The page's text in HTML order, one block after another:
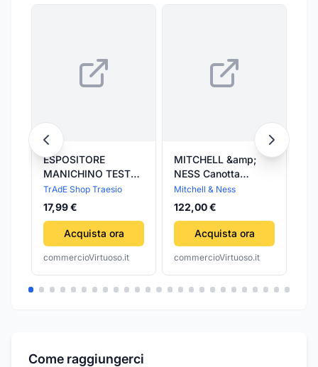
ESPOSITORE
MANICHINO TESTA
DONNA PORTA
PARRUCCA
OCCHIALI
PARRUCCHIERE
TrAdE Shop Traesio
17,99 €
Acquista ora
commercioVirtuoso.it
MITCHELL &amp;
NESS Canotta
Basket Uomo Nba
Swimgman Jersey
Steve Francis No.3
1999-00 Houroc
Road Original Team
Colors
Mitchell & Ness
122,00 €
Acquista ora
commercioVirtuoso.it
Come raggiungerci